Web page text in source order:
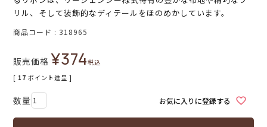
リル、そして装飾的なディテールをほのめかしています。
商品コード 318965
販売価格 ¥374税込
[ 17 ポイント進呈 ]
お気に入りに登録する